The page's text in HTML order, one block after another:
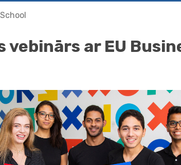
vebinārs ar EU